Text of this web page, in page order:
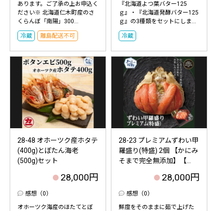
あります。ご了承の上お申込く
ださい※ 北海道仁木町産のさ
くらんぼ「南陽」300...
冷蔵 離島配送不可
『北海道よつ葉バター125
ｇ』・『北海道発酵バター125
ｇ』の3種類をセットにしま...
冷蔵
28-48 オホーツク産ホタテ
(400g)とぼたん海老
(500g)セット
28,000円
感想（0）
オホーツク海産のほたてとぼ
28-23 プレミアムずわい甲
羅盛り(特盛) 2個 【かにみ
そまで完全無添加】【...
28,000円
感想（0）
鮮度をそのままに茹で上げた